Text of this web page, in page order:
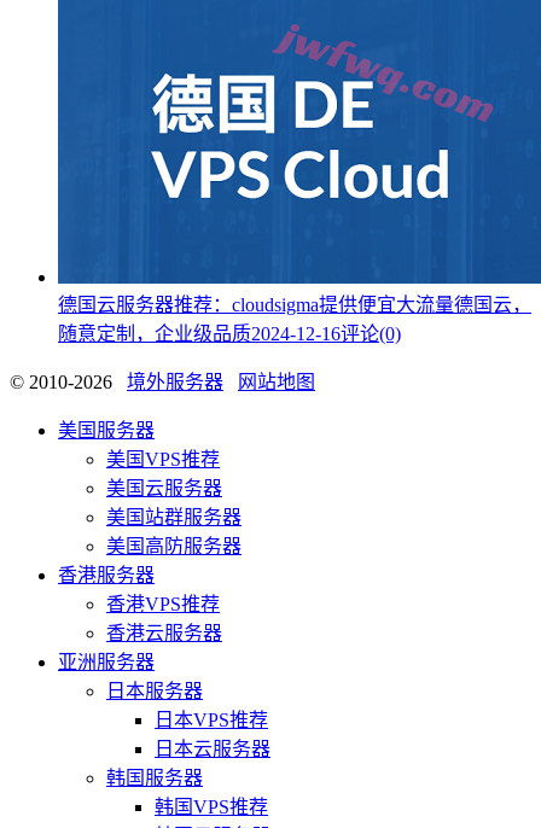
德国云服务器推荐：cloudsigma提供便宜大流量德国云，
随意定制，企业级品质2024-12-16评论(0)
© 2010-2026 境外服务器 网站地图
美国服务器
美国VPS推荐
美国云服务器
美国站群服务器
美国高防服务器
香港服务器
香港VPS推荐
香港云服务器
亚洲服务器
日本服务器
日本VPS推荐
日本云服务器
韩国服务器
韩国VPS推荐